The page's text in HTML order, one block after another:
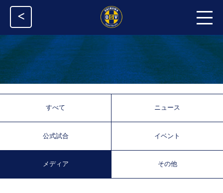
<
すべて ニュース
公式試合 イベント
メディア その他